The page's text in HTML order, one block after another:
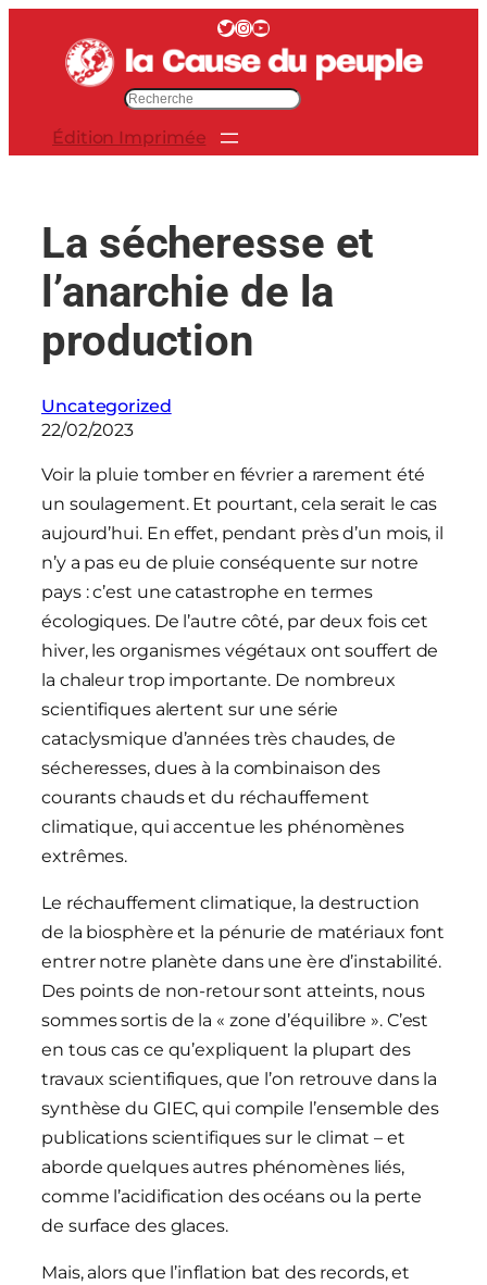
contenu
Twitter InstagramYouTube
r
Édition Imprimée
La sécheresse et
l’anarchie de la
production
Uncategorized
22/02/2023
Voir la pluie tomber en février a rarement été
un soulagement. Et pourtant, cela serait le cas
aujourd’hui. En effet, pendant près d’un mois, il
n’y a pas eu de pluie conséquente sur notre
pays : c’est une catastrophe en termes
écologiques. De l’autre côté, par deux fois cet
hiver, les organismes végétaux ont souffert de
la chaleur trop importante. De nombreux
scientifiques alertent sur une série
cataclysmique d’années très chaudes, de
sécheresses, dues à la combinaison des
courants chauds et du réchauffement
climatique, qui accentue les phénomènes
extrêmes.
Le réchauffement climatique, la destruction
de la biosphère et la pénurie de matériaux font
entrer notre planète dans une ère d’instabilité.
Des points de non-retour sont atteints, nous
sommes sortis de la « zone d’équilibre ». C’est
en tous cas ce qu’expliquent la plupart des
travaux scientifiques, que l’on retrouve dans la
synthèse du GIEC, qui compile l’ensemble des
publications scientifiques sur le climat – et
aborde quelques autres phénomènes liés,
comme l’acidification des océans ou la perte
de surface des glaces.
Mais, alors que l’inflation bat des records, et